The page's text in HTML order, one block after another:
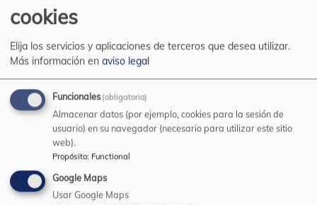
501344-ES-MONTOXYL GEL.pdf
(59.16 KB)
Descripción:
Tramiento protector de la madera en formato gel.
Transpirable. Incorpora filtro solar U.V. Fácil
Mínimo descuelgue en superficies verticales.
cookies
Elija los servicios y aplicaciones de terceros que desea utilizar.
Más información en aviso legal
Funcionales (obligatorio)
Almacenar datos (por ejemplo, cookies para la sesión de
usuario) en su navegador (necesario para utilizar este sitio
web).
Propósito: Functional
Google Maps
Usar Google Maps